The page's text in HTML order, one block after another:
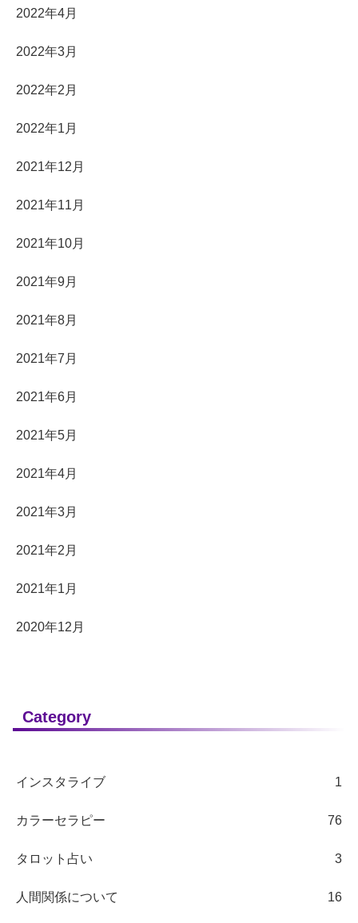
2022年4月
2022年3月
2022年2月
2022年1月
2021年12月
2021年11月
2021年10月
2021年9月
2021年8月
2021年7月
2021年6月
2021年5月
2021年4月
2021年3月
2021年2月
2021年1月
2020年12月
Category
インスタライブ 1
カラーセラピー 76
タロット占い 3
人間関係について 16